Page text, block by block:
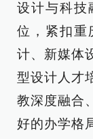
设计与科技
位，紧扣重
计、新媒体
型设计人才
教深度融合
好的办学格